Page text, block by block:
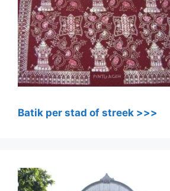
Batik per stad of streek >>>